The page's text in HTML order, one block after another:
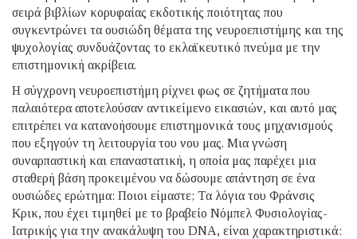
σειρά βιβλίων κορυφαίας εκδοτικής ποιότητας που
συγκεντρώνει τα ουσιώδη θέματα της νευροεπιστήμης και της
ψυχολογίας συνδυάζοντας το εκλαϊκευτικό πνεύμα με την
επιστημονική ακρίβεια.
Η σύγχρονη νευροεπιστήμη ρίχνει φως σε ζητήματα που
παλαιότερα αποτελούσαν αντικείμενο εικασιών, και αυτό μας
επιτρέπει να κατανοήσουμε επιστημονικά τους μηχανισμούς
που εξηγούν τη λειτουργία του νου μας. Μια γνώση
συναρπαστική και επαναστατική, η οποία μας παρέχει μια
σταθερή βάση προκειμένου να δώσουμε απάντηση σε ένα
ουσιώδες ερώτημα: Ποιοι είμαστε; Τα λόγια του Φράνσις
Κρικ, που έχει τιμηθεί με το βραβείο Νόμπελ Φυσιολογίας-
Ιατρικής για την ανακάλυψη του DNA, είναι χαρακτηριστικά: